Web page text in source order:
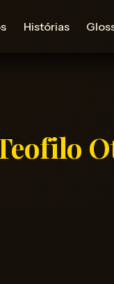
Histórias